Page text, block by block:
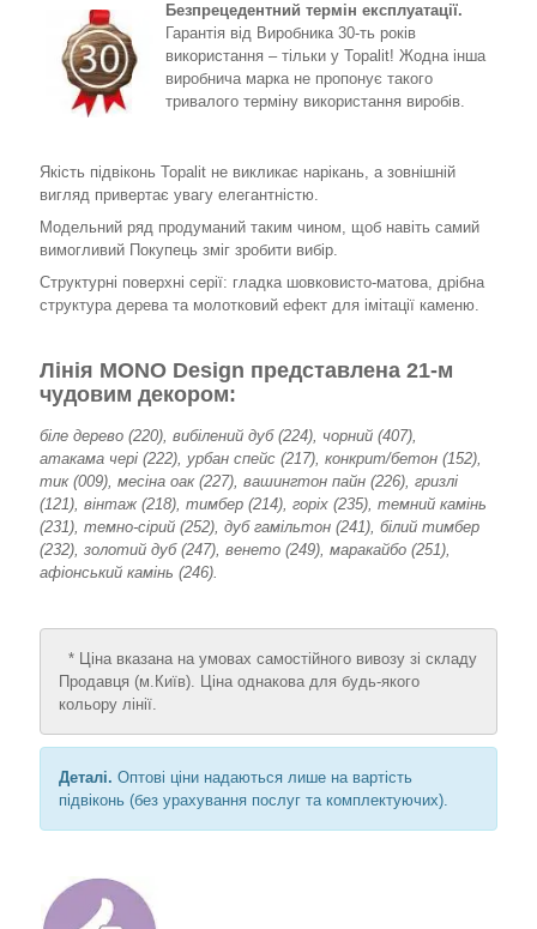
Безпрецедентний термін експлуатації.
Гарантія від Виробника 30-ть років
використання – тільки у Topalit! Жодна інша
виробнича марка не пропонує такого
тривалого терміну використання виробів.
Якість підвіконь Topalit не викликає нарікань, а зовнішній
вигляд привертає увагу елегантністю.
Модельний ряд продуманий таким чином, щоб навіть самий
вимогливий Покупець зміг зробити вибір.
Структурні поверхні серії: гладка шовковисто-матова, дрібна
структура дерева та молотковий ефект для імітації каменю.
Лінія MONO Design представлена 21-м
чудовим декором:
біле дерево (220), вибілений дуб (224), чорний (407),
атакама чері (222), урбан спейс (217), конкрит/бетон (152),
тик (009), месіна оак (227), вашингтон пайн (226), гризлі
(121), вінтаж (218), тимбер (214), горіх (235), темний камінь
(231), темно-сірий (252), дуб гамільтон (241), білий тимбер
(232), золотий дуб (247), венето (249), маракайбо (251),
афіонський камінь (246).
* Ціна вказана на умовах самостійного вивозу зі складу
Продавця (м.Київ). Ціна однакова для будь-якого
кольору лінії.
Деталі. Оптові ціни надаються лише на вартість
підвіконь (без урахування послуг та комплектуючих).